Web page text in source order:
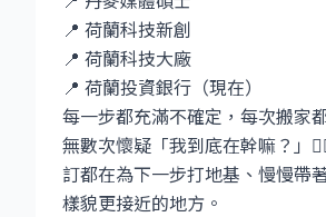
📍 荷蘭科技新創
📍 荷蘭科技大廠
📍 荷蘭投資銀行（現在）
每一步都充滿不確定，每次搬家
無數次懷疑「我到底在幹嘛？」
訂都在為下一步打地基、慢慢帶
樣貌更接近的地方。